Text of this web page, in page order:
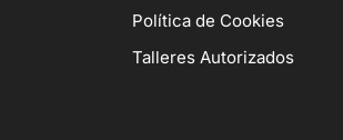
Política de Cookies
Talleres Autorizados